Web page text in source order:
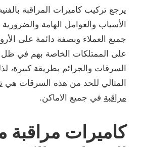
يرجع تركيب كاميرات المراقبة
الأسباب والعوامل الهامة
جميع العملاء وبصفة دائمة على
على الممتلكات الخاصة بهم في ظل
السرقات والجرائم بطريقة كبيرة،
المثالي للحد من هذه السرقات هي
مراقبة في جميع الاماكن.
كاميرات مراقبة